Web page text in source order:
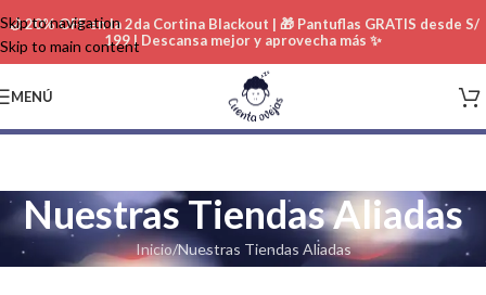
Skip to navigation
Skip to main content
🌙 20% OFF en la 2da Cortina Blackout | 🎁 Pantuflas GRATIS desde S/
199 | Descansa mejor y aprovecha más ✨
MENÚ
Nuestras Tiendas Aliadas
Inicio Nuestras Tiendas Aliadas